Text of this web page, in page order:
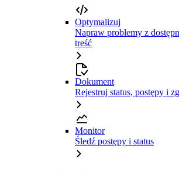
Optymalizuj
Napraw problemy z
treść
Dokument
Rejestruj status, postępy i
Monitor
Śledź postępy i status